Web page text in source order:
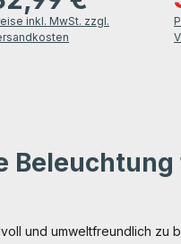
Light, SO50-
Fernbedienung
inkl. MwSt. zzgl.
und umweltfreundlich zu